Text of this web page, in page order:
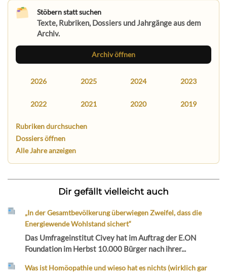
Stöbern statt suchen
Texte, Rubriken, Dossiers und Jahrgänge aus dem
Archiv.
Archiv öffnen
2026 2025 2024 2023
2022 2021 2020 2019
Rubriken durchsuchen
Dossiers öffnen
Alle Jahre anzeigen
Dir gefällt vielleicht auch
„In der Gesamtbevölkerung überwiegen Zweifel, dass die
Energiewende Wohlstand sichert“
Das Umfrageinstitut Civey hat im Auftrag der E.ON
Foundation im Herbst 10.000 Bürger nach ihrer...
Was ist Homöopathie und wieso hat es nichts (wirklich gar